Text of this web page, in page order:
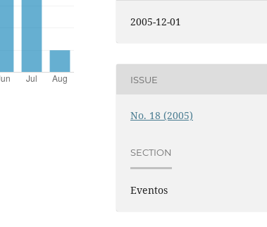
2005-12-01
ISSUE
No. 18 (2005)
SECTION
Eventos